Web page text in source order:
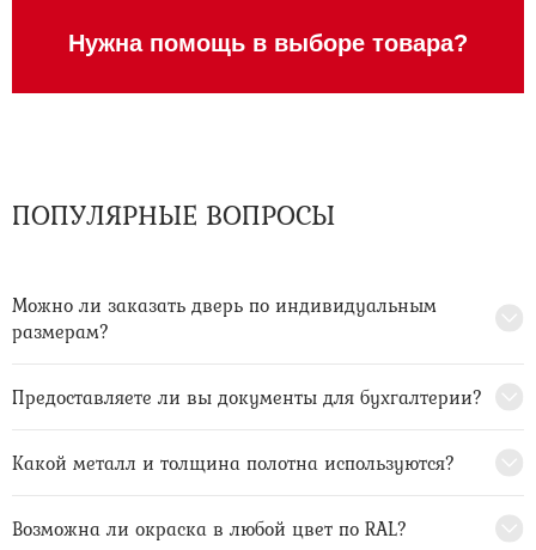
Нужна помощь в выборе товара?
ПОПУЛЯРНЫЕ ВОПРОСЫ
Можно ли заказать дверь по индивидуальным
размерам?
Предоставляете ли вы документы для бухгалтерии?
Какой металл и толщина полотна используются?
Возможна ли окраска в любой цвет по RAL?